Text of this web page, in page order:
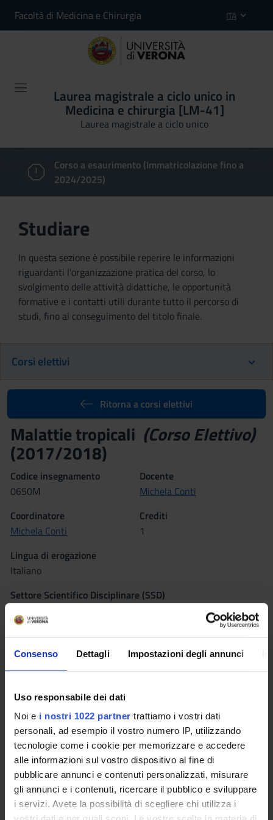
Consenso Dettagli Impostazioni degli annunci
Uso responsabile dei dati
Noi e i nostri 1022 partner trattiamo i vostri dati
personali, ad esempio il vostro numero IP, utilizzando
tecnologie come i cookie per memorizzare e accedere
alle informazioni sul vostro dispositivo al fine di
pubblicare annunci e contenuti personalizzati, misurare
gli annunci e i contenuti, ricercare il pubblico e sviluppare
i servizi. Avete la possibilità di scegliere chi utilizza i
Facoltà di Medicina e Chirurgia ITA
Laurea magistrale a ciclo unico in
Medicina e chirurgia [LM-41]
Laurea magistrale a ciclo unico
Corso a esaurimento (Immatricolazione fino a
2024/2025)
Studiare
In questa sezione è possibile reperire le informazioni
riguardanti l'organizzazione pratica del corso, lo
svolgimento delle attività didattiche, le opportunità
formative e i contatti utili durante tutto il percorso di
studi, fino al conseguimento del titolo finale.
Corsi elettivi
Ritorna a corsi elettivi
Malattie tropicali (Corso Elettivo)
(2017/2018)
Codice insegnamento
0650M
Docente
Michela Conti
Coordinatore
Michela Conti
Crediti
1
Lingua di erogazione
Italiano
Settore Scientifico Disciplinare (SSD)
Periodo
Corsi elettivi 2° semestre dal 19 feb 2018 al 25 mag 2018.
Obiettivi formativi
Il corso si propone di guidare lo studente nella conoscenza di
alcune delle principali patologie diffuse nei Paesi della fascia
tropicale e sub-tropicale (malaria, schistosomiasi, morbo di
Chagas, filariasi, idatidosi cistica, ebola...). Verranno inoltre
affrontate le problematiche sanitarie che si possono
manifestare nel viaggiatore internazionale e quelle legate ai